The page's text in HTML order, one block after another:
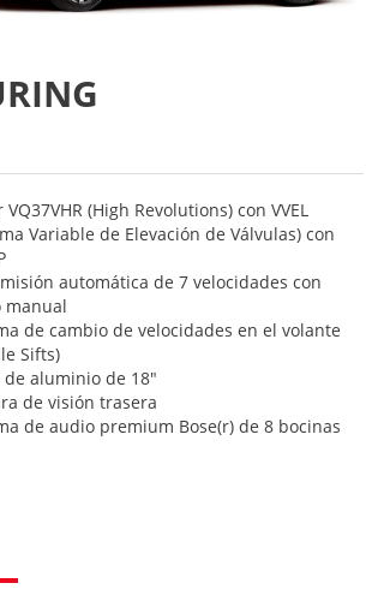
VQ37VHR (High Revolutions) con VVEL
Variable de Elevación de Válvulas) con
automática de 7 velocidades con
manual
de cambio de velocidades en el volante
Sifts)
de aluminio de 18"
de visión trasera
de audio premium Bose(r) de 8 bocinas